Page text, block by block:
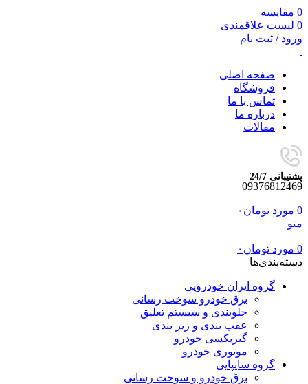
0 مقایسه
0 لیست علاقمندی
ورود / ثبت نام
صفحه اصلی
فروشگاه
تماس با ما
درباره ما
مقالات
پشتیبانی 24/7
09376812469
0 مورد تومان ۰
منو
0 مورد تومان ۰
دسته‌بندی‌ها
گروه ایران خودرویی
برق خودرو سوخت رسانی
جلوبندی و سیستم تعلیق
عقب بندی و زیر بندی
گیربکسی خودرو
موتوری خودرو
گروه سایپایی
برق خودرو و سوخت رسانی